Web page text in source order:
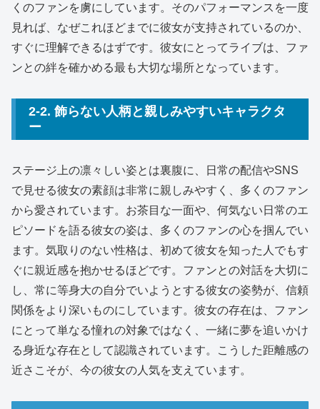
くのファンを虜にしています。そのパフォーマンスを一度
見れば、なぜこれほどまでに彼女が支持されているのか、
すぐに理解できるはずです。彼女にとってライブは、ファ
ンとの絆を確かめる最も大切な場所となっています。
2-2. 飾らない人柄と親しみやすいキャラクタ
ー
ステージ上の凛々しい姿とは裏腹に、日常の配信やSNS
で見せる彼女の素顔は非常に親しみやすく、多くのファン
から愛されています。お茶目な一面や、何気ない日常のエ
ピソードを語る彼女の姿は、多くのファンの心を掴んでい
ます。気取りのない性格は、初めて彼女を知った人でもす
ぐに親近感を抱かせるほどです。ファンとの対話を大切に
し、常に等身大の自分でいようとする彼女の姿勢が、信頼
関係をより深いものにしています。彼女の存在は、ファン
にとって単なる憧れの対象ではなく、一緒に夢を追いかけ
る身近な存在として認識されています。こうした距離感の
近さこそが、今の彼女の人気を支えています。